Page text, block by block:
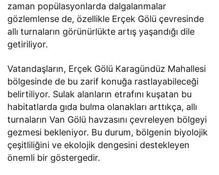
zaman popülasyonlarda dalgalanmalar
gözlemlense de, özellikle Erçek Gölü çevresinde
allı turnaların görünürlükte artış yaşandığı dile
getiriliyor.
Vatandaşların, Erçek Gölü Karagündüz Mahallesi
bölgesinde de bu zarif konuğa rastlayabileceği
belirtiliyor. Sulak alanların etrafını kuşatan bu
habitatlarda gıda bulma olanakları arttıkça, allı
turnaların Van Gölü havzasını çevreleyen bölgeyi
gezmesi bekleniyor. Bu durum, bölgenin biyolojik
çeşitliliğini ve ekolojik dengesini destekleyen
önemli bir göstergedir.